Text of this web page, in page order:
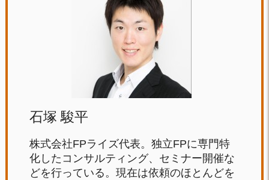
石塚 駿平
株式会社FPライズ代表。独立FPに専門特
化したコンサルティング、セミナー開催な
どを行っている。現在は依頼のほとんどを